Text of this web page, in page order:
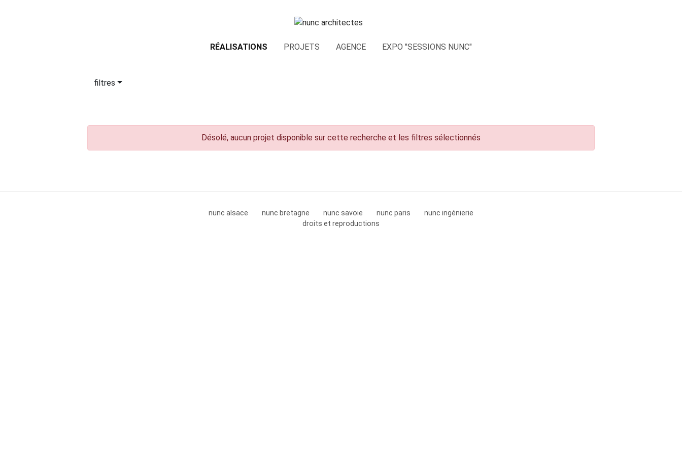
RÉALISATIONS PROJETS AGENCE EXPO "SESSIONS NUNC"
filtres
Désolé, aucun projet disponible sur cette recherche et les filtres sélectionnés
nunc alsace nunc bretagne nunc savoie nunc paris
nunc ingénierie
droits et reproductions